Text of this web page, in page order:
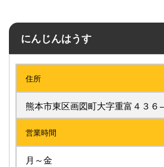
にんじんはうす
住所
熊本市東区画図町大字重富４３６
営業時間
月～金